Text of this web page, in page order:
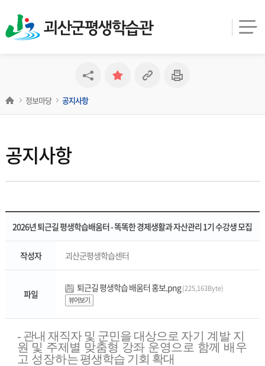
괴산군평생학습관
공지사항
정보마당 공지사항
2026년 퇴근길 평생학습배움터 - 똑똑한 경제생활과 자산관리 1기 수강생 모집
작성자 괴산군평생학습센터
파일
퇴근길 평생학습 배움터 홍보.png(225,163Byte)
뷰어보기
- 관내 재직자 및 군민을 대상으로 자기 계발 지
원 및 주제별 맞춤형 강좌 운영으로 함께 배우
고 성장하는평생학습 기회 확대